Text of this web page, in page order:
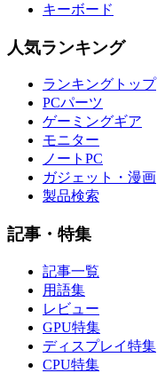
キーボード
人気ランキング
ランキングトップ
PCパーツ
ゲーミングギア
モニター
ノートPC
ガジェット・漫画
製品検索
記事・特集
記事一覧
用語集
レビュー
GPU特集
ディスプレイ特集
CPU特集